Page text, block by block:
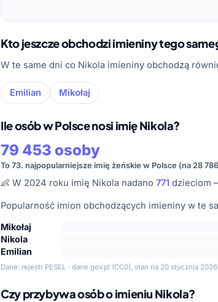
Kto jeszcze obchodzi imieniny tego
W te same dni co Nikola imieniny obchodzą
Emilian Mikołaj
Ile osób w Polsce nosi imię Nikola?
79 453 osoby
To 73. najpopularniejsze imię żeńskie w Polsce (na 28
👶 W 2024 roku imię Nikola nadano 771 dzieciom
Popularność imion obchodzących imieniny w te
Mikołaj
Nikola
Emilian
Dane: rejestr PESEL · dane.gov.pl (CC0), stan na 20 stycznia 2026.
Czy przybywa osób o imieniu Nikola?